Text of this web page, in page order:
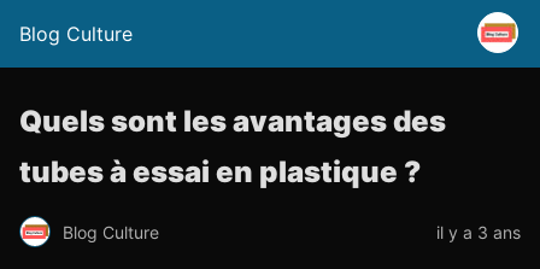
Blog Culture
Quels sont les avantages des
tubes à essai en plastique ?
Blog Culture il y a 3 ans